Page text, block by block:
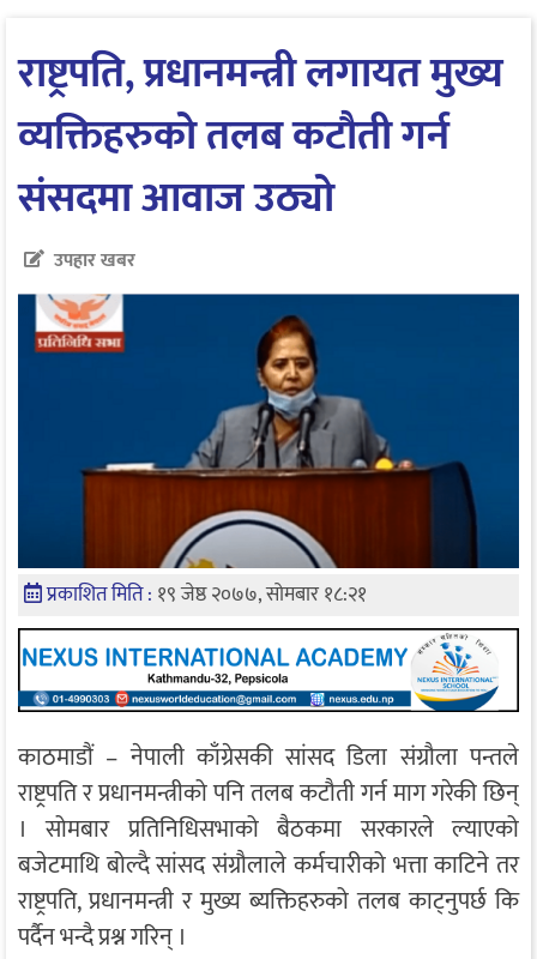
राष्ट्रपति, प्रधानमन्त्री लगायत मुख्य
व्यक्तिहरुको तलब कटौती गर्न
संसदमा आवाज उठ्यो
उपहार खबर
प्रकाशित मिति : १९ जेष्ठ २०७७, सोमबार १८:२१
काठमाडौं – नेपाली काँग्रेसकी सांसद डिला संग्रौला पन्तले
राष्ट्रपति र प्रधानमन्त्रीको पनि तलब कटौती गर्न माग गरेकी छिन्
। सोमबार प्रतिनिधिसभाको बैठकमा सरकारले ल्याएको
बजेटमाथि बोल्दै सांसद संग्रौलाले कर्मचारीको भत्ता काटिने तर
राष्ट्रपति, प्रधानमन्त्री र मुख्य ब्यक्तिहरुको तलब काट्नुपर्छ कि
पर्दैन भन्दै प्रश्न गरिन् ।